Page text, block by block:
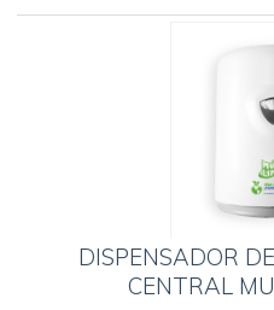
DISPENSADOR
CENTRAL